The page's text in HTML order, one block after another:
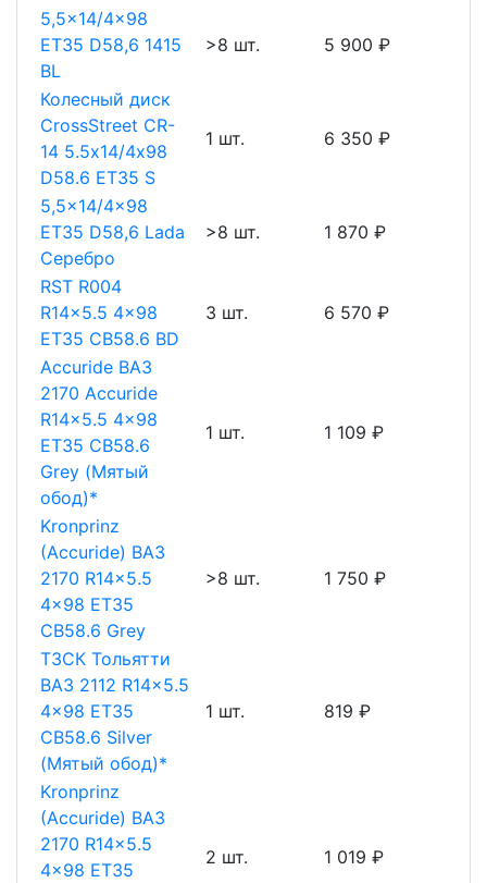
5,5x14/4x98
ET35 D58,6 1415
BL
>8 шт. 5 900 ₽
Колесный диск
CrossStreet CR-
14 5.5х14/4х98
D58.6 ET35 S
1 шт. 6 350 ₽
5,5x14/4x98
ET35 D58,6 Lada
Серебро
>8 шт. 1 870 ₽
RST R004
R14x5.5 4x98
ET35 CB58.6 BD
3 шт. 6 570 ₽
Accuride ВАЗ
2170 Accuride
R14x5.5 4x98
ET35 CB58.6
Grey (Мятый
обод)*
1 шт. 1 109 ₽
Kronprinz
(Accuride) ВАЗ
2170 R14x5.5
4x98 ET35
CB58.6 Grey
>8 шт. 1 750 ₽
ТЗСК Тольятти
ВАЗ 2112 R14x5.5
4x98 ET35
CB58.6 Silver
(Мятый обод)*
1 шт. 819 ₽
Kronprinz
(Accuride) ВАЗ
2170 R14x5.5
4x98 ET35
2 шт. 1 019 ₽